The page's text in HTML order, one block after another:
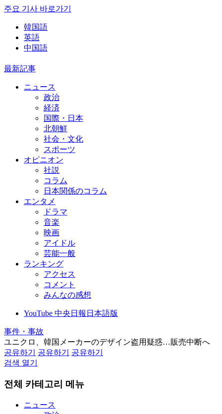
주요 기사 바로가기
韓国語
英語
中国語
最新記事
ニュース
政治
経済
国際・日本
北朝鮮
社会・文化
スポーツ
オピニオン
社説
コラム
日本関係のコラム
エンタメ
ドラマ
音楽
映画
アイドル
芸能一般
ランキング
アクセス
コメント
みんなの感想
YouTube 中央日報日本語版
事件・事故
ユニクロ、韓国メーカーのデザイン盗用疑惑…販売中断へ
공유하기
공유하기
공유하기
검색 열기
전체 카테고리 메뉴
ニュース